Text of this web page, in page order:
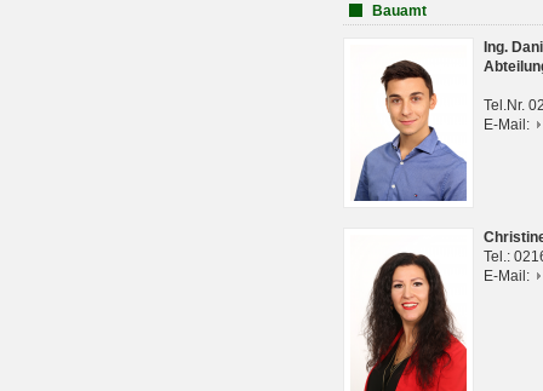
Bauamt
Ing.
Tel.Nr.
E-Mail:
Tel.:
E-Mail: